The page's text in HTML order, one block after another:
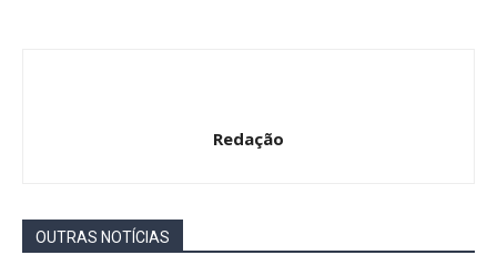
Redação
OUTRAS NOTÍCIAS